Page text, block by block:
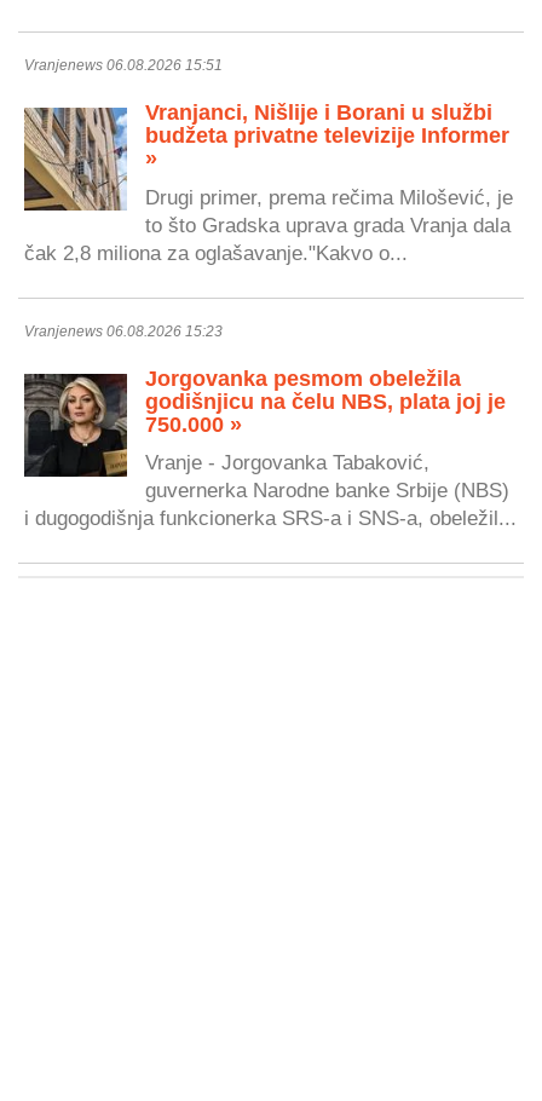
Vranjenews 06.08.2026 15:51
Vranjanci, Nišlije i Borani u službi
budžeta privatne televizije Informer
»
Drugi primer, prema rečima Milošević, je
to što Gradska uprava grada Vranja dala
čak 2,8 miliona za oglašavanje."Kakvo o...
Vranjenews 06.08.2026 15:23
Jorgovanka pesmom obeležila
godišnjicu na čelu NBS, plata joj je
750.000 »
Vranje - Jorgovanka Tabaković,
guvernerka Narodne banke Srbije (NBS)
i dugogodišnja funkcionerka SRS-a i SNS-a, obeležil...